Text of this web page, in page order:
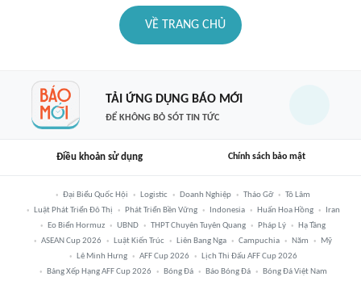
VỀ TRANG CHỦ
TẢI ỨNG DỤNG BÁO MỚI
ĐỂ KHÔNG BỎ SÓT TIN TỨC
Điều khoản sử dụng Chính sách bảo mật
Đại Biểu Quốc Hội Logistic Doanh Nghiệp Tháo Gỡ
Tô Lâm
Luật Phát Triển Đô Thị
Phát Triển Bền Vững Indonesia Huấn Hoa Hồng
Iran
Eo Biển Hormuz
UBND THPT Chuyên Tuyên Quang Pháp Lý
Hạ Tầng
ASEAN Cup 2026
Luật Kiến Trúc Liên Bang Nga Campuchia Năm
Mỹ
Lê Minh Hưng
AFF Cup 2026
Lịch Thi Đấu AFF Cup 2026
Bảng Xếp Hạng AFF Cup 2026
Bóng Đá Báo Bóng Đá
Bóng Đá Việt Nam